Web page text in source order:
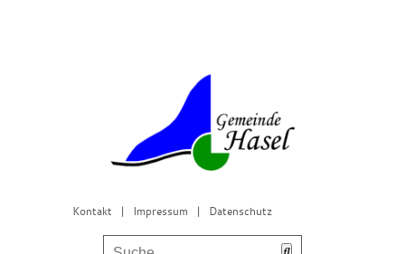
Kontakt | Impressum | Datenschutz